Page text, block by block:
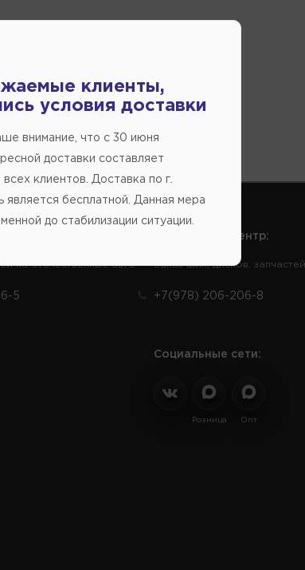
на отечественные авто
5
Справочный центр:
Заказ шин, дисков,
+7(978) 206-206-8
Социальные сети:
Розница Опт
клиенты,
условия доставки
внимание, что c 30 июня
доставки составляет
всех клиентов. Доставка по г.
является бесплатной. Данная мера
до стабилизации ситуации.